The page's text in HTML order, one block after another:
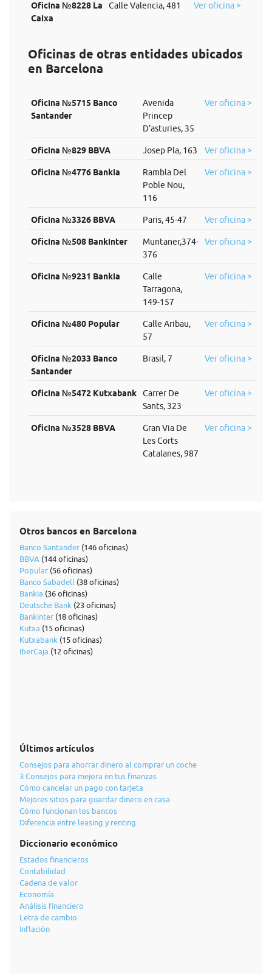
Oficina №8228 La
Caixa
Calle Valencia, 481 Ver oficina >
Oficinas de otras entidades ubicados
en Barcelona
Oficina №5715 Banco
Santander
Avenida
Princep
D'asturies, 35
Ver oficina >
Oficina №829 BBVA Josep Pla, 163 Ver oficina >
Oficina №4776 Bankia
Rambla Del
Poble Nou,
116
Ver oficina >
Oficina №3326 BBVA Paris, 45-47 Ver oficina >
Oficina №508 Bankinter
Muntaner,374-
376
Ver oficina >
Oficina №9231 Bankia
Calle
Tarragona,
149-157
Ver oficina >
Oficina №480 Popular
Calle Aribau,
57
Ver oficina >
Oficina №2033 Banco
Santander
Brasil, 7 Ver oficina >
Oficina №5472 Kutxabank
Carrer De
Sants, 323
Ver oficina >
Oficina №3528 BBVA
Gran Via De
Les Corts
Catalanes, 987
Ver oficina >
Otros bancos en Barcelona
Banco Santander (146 oficinas)
BBVA (144 oficinas)
Popular (56 oficinas)
Banco Sabadell (38 oficinas)
Bankia (36 oficinas)
Deutsche Bank (23 oficinas)
Bankinter (18 oficinas)
Kutxa (15 oficinas)
Kutxabank (15 oficinas)
IberCaja (12 oficinas)
Últimos artículos
Consejos para ahorrar dinero al comprar un coche
3 Consejos para mejora en tus finanzas
Cómo cancelar un pago con tarjeta
Mejores sitios para guardar dinero en casa
Cómo funcionan los bancos
Diferencia entre leasing y renting
Diccionario económico
Estados financieros
Contabilidad
Cadena de valor
Economía
Análisis financiero
Letra de cambio
Inflación